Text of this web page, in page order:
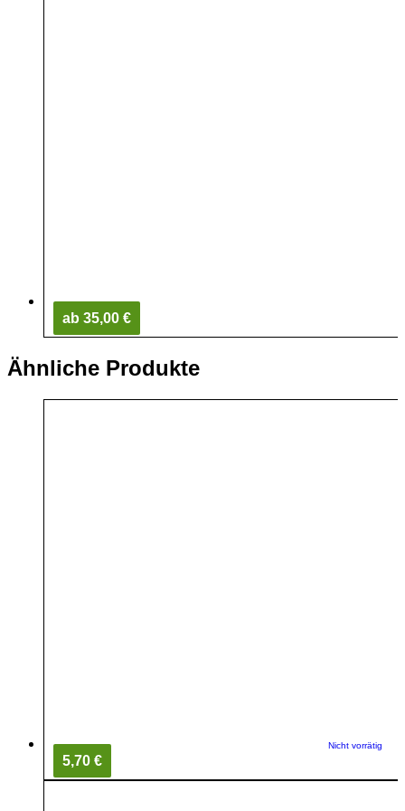
ab 35,00 €
Ähnliche Produkte
Nicht vorrätig
5,70 €